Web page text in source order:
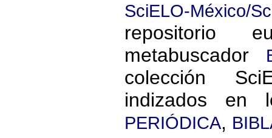
SciELO-México/
repositorio
metabuscador
colección
indizados
PERIÓDICA,